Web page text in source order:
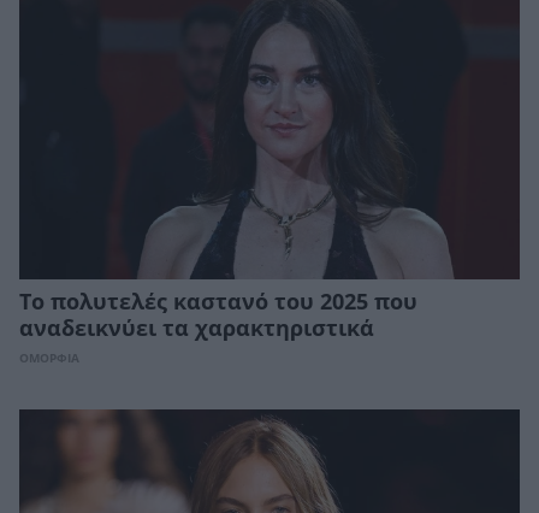
Το πολυτελές καστανό του 2025 που
αναδεικνύει τα χαρακτηριστικά
ΟΜΟΡΦΙΑ